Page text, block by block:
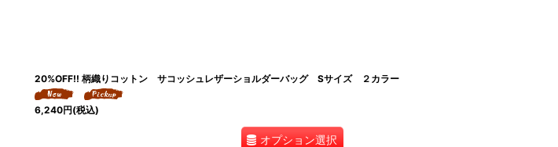
20%OFF!! 柄織りコットン サコッシュレザーショルダーバッグ Sサイズ ２カラー
6,240円(税込)
オプション選択